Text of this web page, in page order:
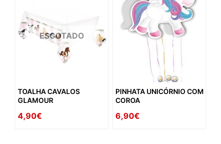
ESGOTADO
TOALHA CAVALOS
GLAMOUR
4,90€
PINHATA UNICÓRNIO COM
COROA
6,90€